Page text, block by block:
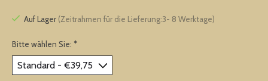
Auf Lager (Zeitrahmen für die Lieferung:3- 8 Werktage)
Bitte wählen Sie: *